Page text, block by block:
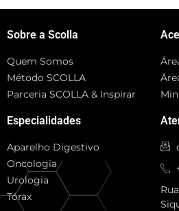
Sobre a Scolla
Quem Somos
Método SCOLLA
Parceria SCOLLA & Inspirar
Especialidades
Aparelho Digestivo
Oncologia
Urologia
Tórax